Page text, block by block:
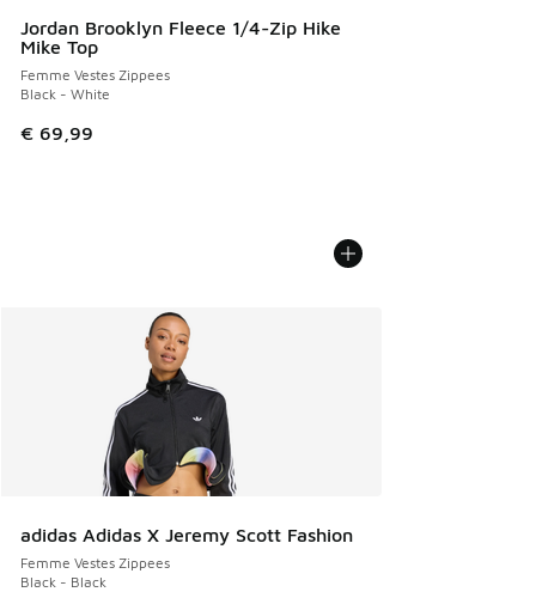
Jordan Brooklyn Fleece 1/4-Zip Hike
Mike Top
Femme Vestes Zippees
Black - White
€ 69,99
adidas Adidas X Jeremy Scott Fashion
Femme Vestes Zippees
Black - Black